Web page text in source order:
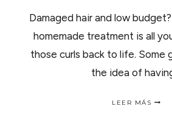
Damaged hair and low
homemade treatment is all
those curls back to life. Some
the idea of
LEER MÁS